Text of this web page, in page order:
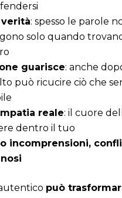
verità: spesso le parole
solo quando
guarisce: anche
può ricucire ciò che
reale: il cuore
dentro il tuo
incomprensioni,
può